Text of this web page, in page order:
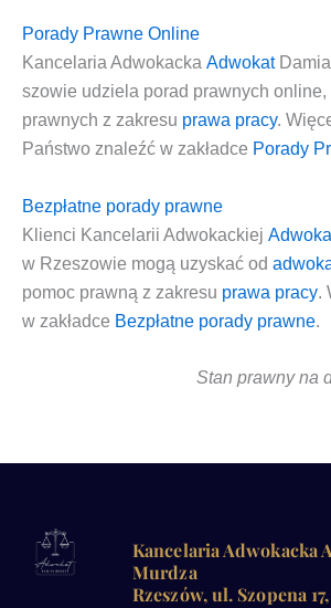
Porady Prawne Online
Kan­ce­la­ria Adwo­kac­ka Adwo­kat
szo­wie udzie­la porad praw­nych onli­ne,
praw­nych z zakre­su pra­wa pra­cy.
Pań­stwo zna­leźć w zakład­ce Pora­dy
Bezpłatne porady prawne
Klien­ci Kan­ce­la­rii Adwo­kac­kiej
w Rze­szo­wie mogą uzy­skać od
pomoc praw­ną z zakre­su pra­wa pra­cy.
w zakład­ce Bez­płat­ne pora­dy praw­ne.
Stan praw­ny na
Kancelaria Adwokacka
Murdza
Rzeszów, ul. Szopena